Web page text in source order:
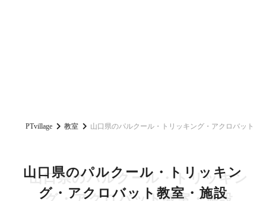
PTvillage 教室 山口県のパルクール・トリッキング・アクロバット教
山口県のパルクール・トリッキン
グ・アクロバット教室・施設